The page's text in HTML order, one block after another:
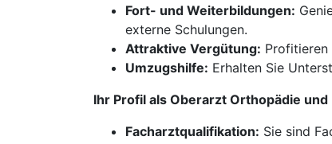
Fort- und Weiterbildungen:
externe Schulungen.
Attraktive Vergütung:
Umzugshilfe: Erhalten Sie
Ihr Profil als Oberarzt Orthopädie
Facharztqualifikation: Sie sind